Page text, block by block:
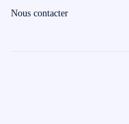
Nous contacter